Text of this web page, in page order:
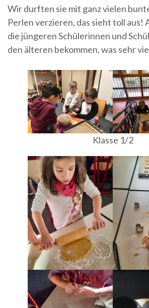
Wir durften sie mit ganz vielen
Perlen verzieren, das sieht toll aus!
die jüngeren Schülerinnen und
den älteren bekommen, was sehr
Klasse 1/2